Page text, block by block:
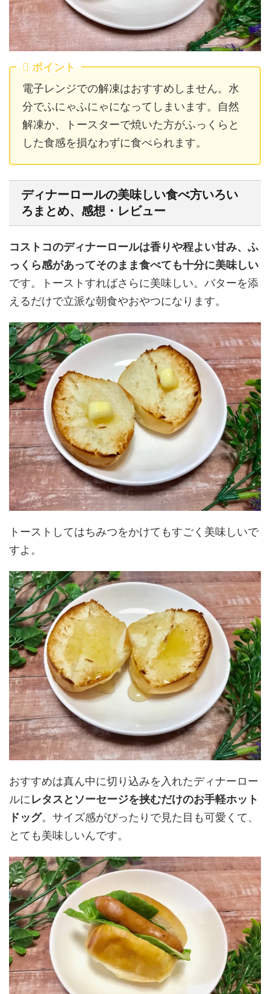
ポイント
電子レンジでの解凍はおすすめしません。水
分でふにゃふにゃになってしまいます。自然
解凍か、トースターで焼いた方がふっくらと
した食感を損なわずに食べられます。
ディナーロールの美味しい食べ方いろい
ろまとめ、感想・レビュー
コストコのディナーロールは香りや程よい甘み、ふ
っくら感があってそのまま食べても十分に美味しい
です。トーストすればさらに美味しい。バターを添
えるだけで立派な朝食やおやつになります。
トーストしてはちみつをかけてもすごく美味しいで
すよ。
おすすめは真ん中に切り込みを入れたディナーロー
ルにレタスとソーセージを挟むだけのお手軽ホット
ドッグ。サイズ感がぴったりで見た目も可愛くて、
とても美味しいんです。